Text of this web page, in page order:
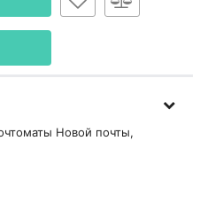
Новой почты,